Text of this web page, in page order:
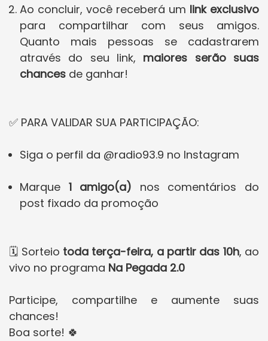
Ao concluir, você receberá um link exclusivo
para compartilhar com seus amigos.
Quanto mais pessoas se cadastrarem
através do seu link, maiores serão suas
chances de ganhar!
✅ PARA VALIDAR SUA PARTICIPAÇÃO:
Siga o perfil da @radio93.9 no Instagram
Marque 1 amigo(a) nos comentários do
post fixado da promoção
🗓 Sorteio toda terça-feira, a partir das 10h, ao
vivo no programa Na Pegada 2.0
Participe, compartilhe e aumente suas
chances!
Boa sorte! 🍀